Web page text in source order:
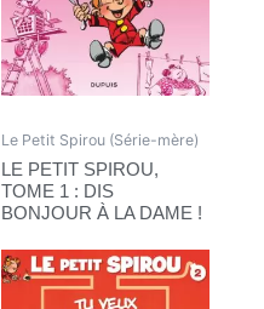
Le Petit Spirou (Série-mère)
LE PETIT SPIROU,
TOME 1 : DIS
BONJOUR À LA DAME !